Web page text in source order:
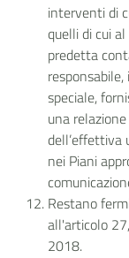
interventi di
quelli di cui
predetta
speciale,
una
dell’effettiva
nei Piani
Restano
all'articolo
2018.